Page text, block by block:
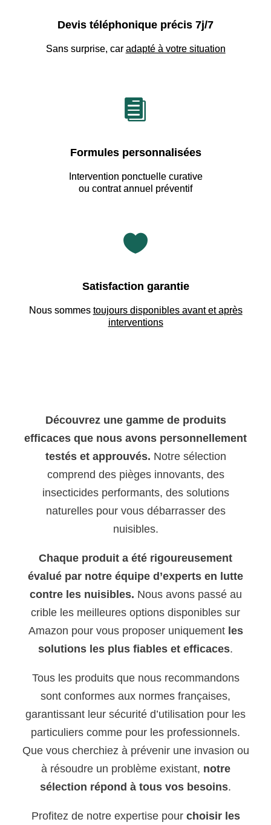
Devis téléphonique précis 7j/7
Sans surprise, car adapté à votre situation

Formules personnalisées
Intervention ponctuelle curative
ou contrat annuel préventif

Satisfaction garantie
Nous sommes toujours disponibles avant et après
interventions
Découvrez une gamme de produits
efficaces que nous avons personnellement
testés et approuvés. Notre sélection
comprend des pièges innovants, des
insecticides performants, des solutions
naturelles pour vous débarrasser des
nuisibles.
Chaque produit a été rigoureusement
évalué par notre équipe d’experts en lutte
contre les nuisibles. Nous avons passé au
crible les meilleures options disponibles sur
Amazon pour vous proposer uniquement les
solutions les plus fiables et efficaces.
Tous les produits que nous recommandons
sont conformes aux normes françaises,
garantissant leur sécurité d’utilisation pour les
particuliers comme pour les professionnels.
Que vous cherchiez à prévenir une invasion ou
à résoudre un problème existant, notre
sélection répond à tous vos besoins.
Profitez de notre expertise pour choisir les